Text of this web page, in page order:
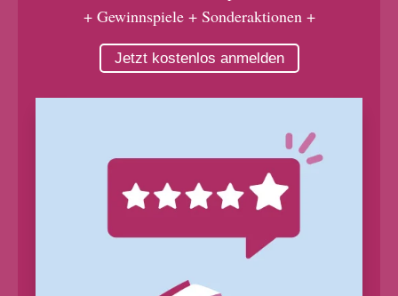
+ Gewinnspiele + Sonderaktionen +
Jetzt kostenlos anmelden